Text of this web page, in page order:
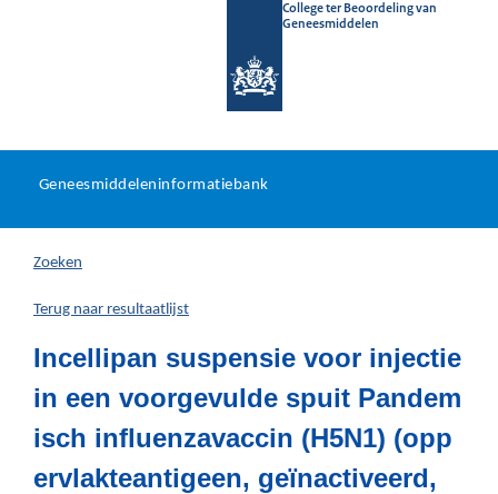
College ter Beoordeling van
Geneesmiddelen
U
hier:
Geneesmiddeleninformatiebank
Zoeken
Terug naar resultaatlijst
Incellipan suspensie voor injectie
in een voorgevulde spuit Pandem
isch influenzavaccin (H5N1) (opp
ervlakteantigeen, geïnactiveerd,